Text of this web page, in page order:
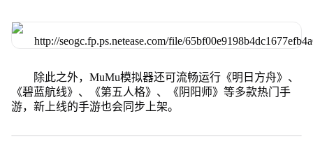
除此之外，MuMu模拟器还可流畅运行《明日方舟》、
《碧蓝航线》、《第五人格》、《阴阳师》等多款热门手
游，新上线的手游也会同步上架。